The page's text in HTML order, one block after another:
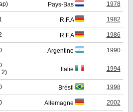
Pays-Bas 1978
R.F.A 1982
R.F.A 1986
Argentine 1990
2)
Italie 1994
Brésil 1998
Allemagne 2002